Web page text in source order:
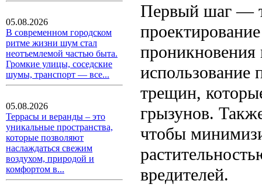
05.08.2026
В современном городском
ритме жизни шум стал
неотъемлемой частью быта.
Громкие улицы, соседские
шумы, транспорт — все...
05.08.2026
Террасы и веранды – это
уникальные пространства,
которые позволяют
наслаждаться свежим
воздухом, природой и
комфортом в...
Первый шаг —
проникновения
использование
трещин,
грызунов.
чтобы
вредителей.